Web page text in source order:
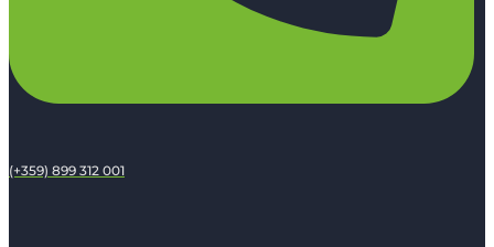
(+359) 899 312 001